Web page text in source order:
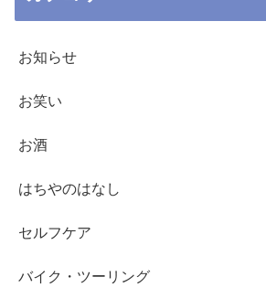
お知らせ
お笑い
お酒
はちやのはなし
セルフケア
バイク・ツーリング